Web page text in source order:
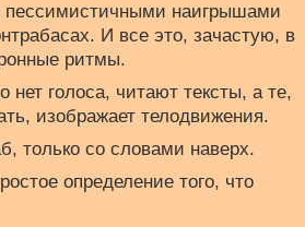
пессимистичными наигрышами
И все это, зачастую, в
ритмы.
нет голоса, читают тексты, а те,
изображает телодвижения.
только со словами наверх.
определение того, что